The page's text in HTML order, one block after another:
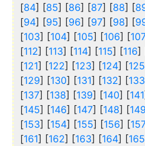
[84] [85] [86] [87] [88] [
[94] [95] [96] [97] [98] [
[103] [104] [105] [106] [
[112] [113] [114] [115] [116]
[121] [122] [123] [124] [125
[129] [130] [131] [132] [133
[137] [138] [139] [140] [141
[145] [146] [147] [148] [149
[153] [154] [155] [156] [
[161] [162] [163] [164] [165